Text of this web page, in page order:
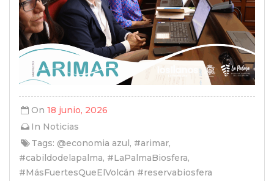
On 18 junio, 2026
In Noticias
Tags: @economia azul , #arimar,
#cabildodelapalma, #LaPalmaBiosfera,
#MásFuertesQueElVolcán #reservabiosfera